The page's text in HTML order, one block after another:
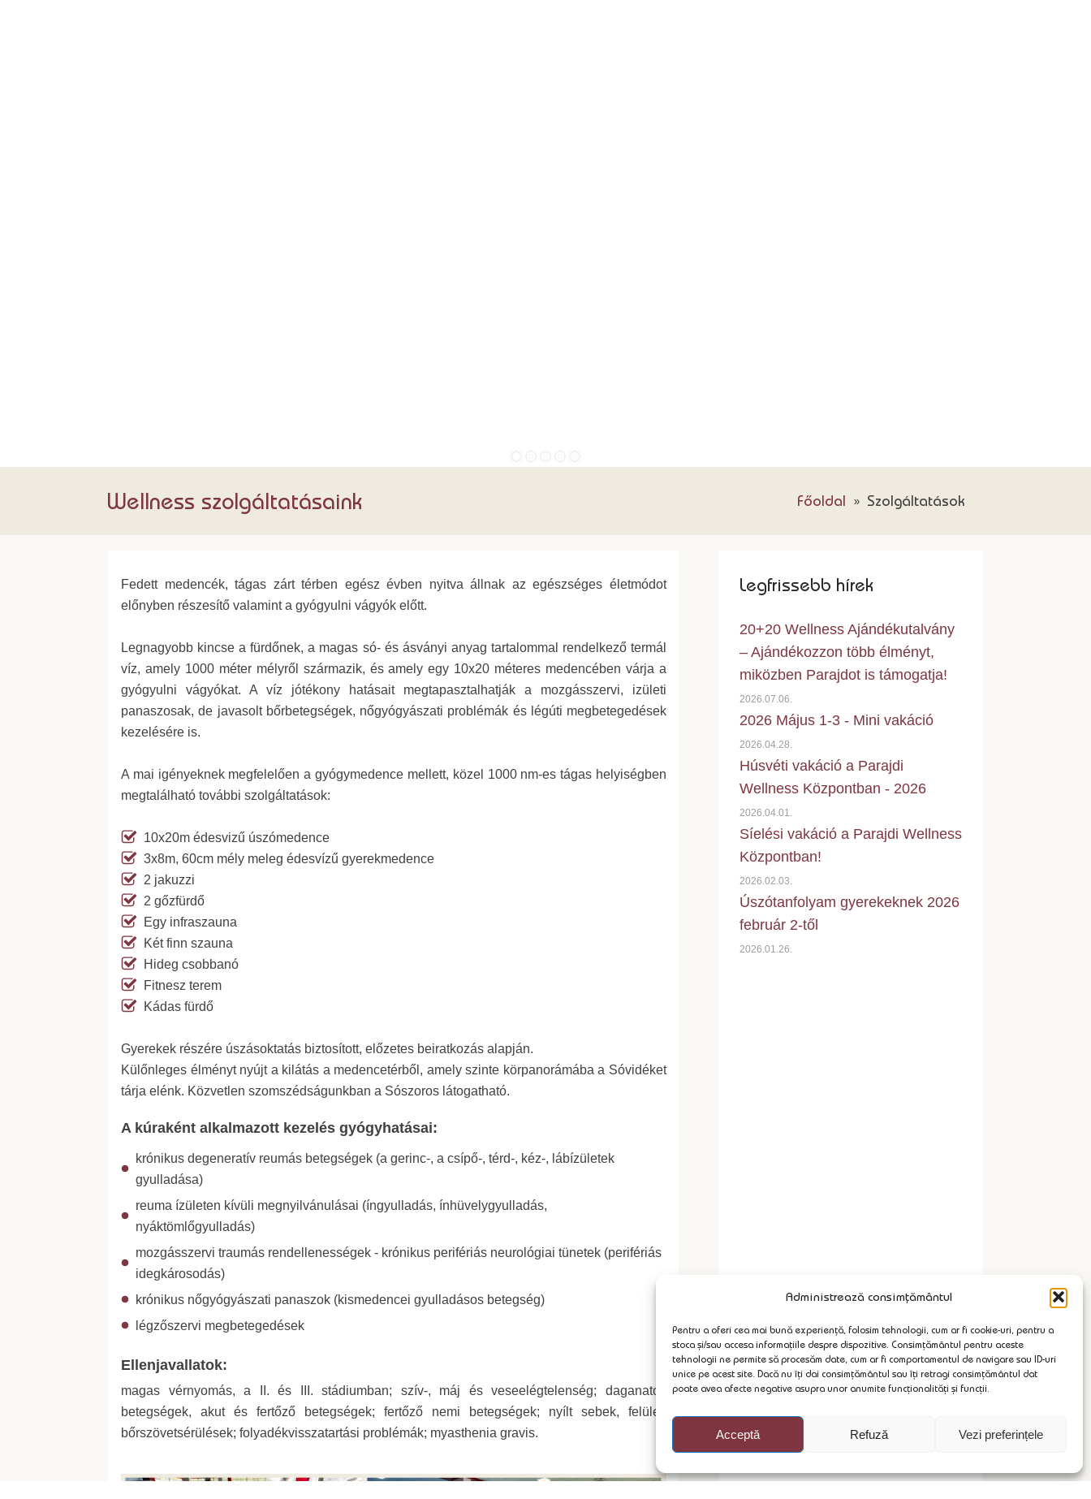
Administrează consimțământul
Pentru a oferi cea mai bună experiență, folosim tehnologii, cum ar fi cookie-uri, pentru a
stoca și/sau accesa informațiile despre dispozitive. Consimțământul pentru aceste
tehnologii ne permite să procesăm date, cum ar fi comportamentul de navigare sau ID-uri
unice pe acest site. Dacă nu îți dai consimțământul sau îți retragi consimțământul dat
poate avea afecte negative asupra unor anumite funcționalități și funcții.
Acceptă Refuză Vezi preferințele
Wellness szolgáltatásaink Főoldal » Szolgáltatások
Fedett medencék, tágas zárt térben egész évben nyitva állnak az egészséges életmódot
előnyben részesítő valamint a gyógyulni vágyók előtt.
Legnagyobb kincse a fürdőnek, a magas só- és ásványi anyag tartalommal rendelkező termál
víz, amely 1000 méter mélyről származik, és amely egy 10x20 méteres medencében várja a
gyógyulni vágyókat. A víz jótékony hatásait megtapasztalhatják a mozgásszervi, izületi
panaszosak, de javasolt bőrbetegségek, nőgyógyászati problémák és légúti megbetegedések
kezelésére is.
A mai igényeknek megfelelően a gyógymedence mellett, közel 1000 nm-es tágas helyiségben
megtalálható további szolgáltatások:
10x20m édesvizű úszómedence
3x8m, 60cm mély meleg édesvízű gyerekmedence
2 jakuzzi
2 gőzfürdő
Egy infraszauna
Két finn szauna
Hideg csobbanó
Fitnesz terem
Kádas fürdő
Gyerekek részére úszásoktatás biztosított, előzetes beiratkozás alapján.
Külőnleges élményt nyújt a kilátás a medencetérből, amely szinte körpanorámába a Sóvidéket
tárja elénk. Közvetlen szomszédságunkban a Sószoros látogatható.
A kúraként alkalmazott kezelés gyógyhatásai:
krónikus degeneratív reumás betegségek (a gerinc-, a csípő-, térd-, kéz-, lábízületek
gyulladása)
reuma ízületen kívüli megnyilvánulásai (íngyulladás, ínhüvelygyulladás,
nyáktömlőgyulladás)
mozgásszervi traumás rendellenességek - krónikus perifériás neurológiai tünetek (perifériás
idegkárosodás)
krónikus nőgyógyászati panaszok (kismedencei gyulladásos betegség)
légzőszervi megbetegedések
Ellenjavallatok:
magas vérnyomás, a II. és III. stádiumban; szív-, máj és veseelégtelenség; daganatos
betegségek, akut és fertőző betegségek; fertőző nemi betegségek; nyílt sebek, felületi
bőrszövetsérülések; folyadékvisszatartási problémák; myasthenia gravis.
Legfrissebb hírek
20+20 Wellness Ajándékutalvány
– Ajándékozzon több élményt,
miközben Parajdot is támogatja!
2026.07.06.
2026 Május 1-3 - Mini vakáció
2026.04.28.
Húsvéti vakáció a Parajdi
Wellness Központban - 2026
2026.04.01.
Síelési vakáció a Parajdi Wellness
Központban!
2026.02.03.
Úszótanfolyam gyerekeknek 2026
február 2-től
2026.01.26.